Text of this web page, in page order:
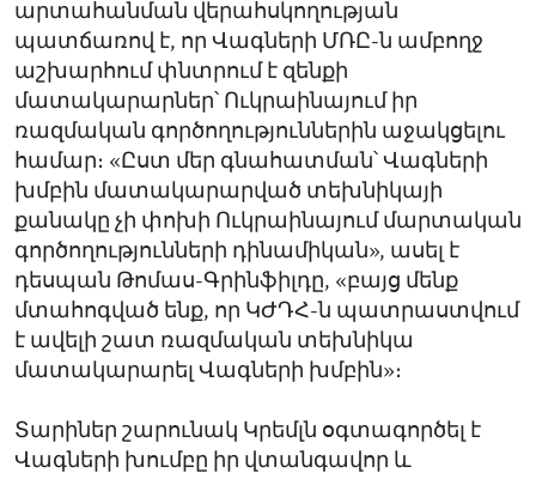
արտահանման վերահսկողության
պատճառով է, որ Վագների ՄՌԸ-ն ամբողջ
աշխարհում փնտրում է զենքի
մատակարարներ՝ Ուկրաինայում իր
ռազմական գործողություններին աջակցելու
համար։ «Ըստ մեր գնահատման՝ Վագների
խմբին մատակարարված տեխնիկայի
քանակը չի փոխի Ուկրաինայում մարտական
գործողությունների դինամիկան», ասել է
դեսպան Թոմաս-Գրինֆիլդը, «բայց մենք
մտահոգված ենք, որ ԿԺԴՀ-ն պատրաստվում
է ավելի շատ ռազմական տեխնիկա
մատակարարել Վագների խմբին»։
Տարիներ շարունակ Կրեմլն օգտագործել է
Վագների խումբը իր վտանգավոր և